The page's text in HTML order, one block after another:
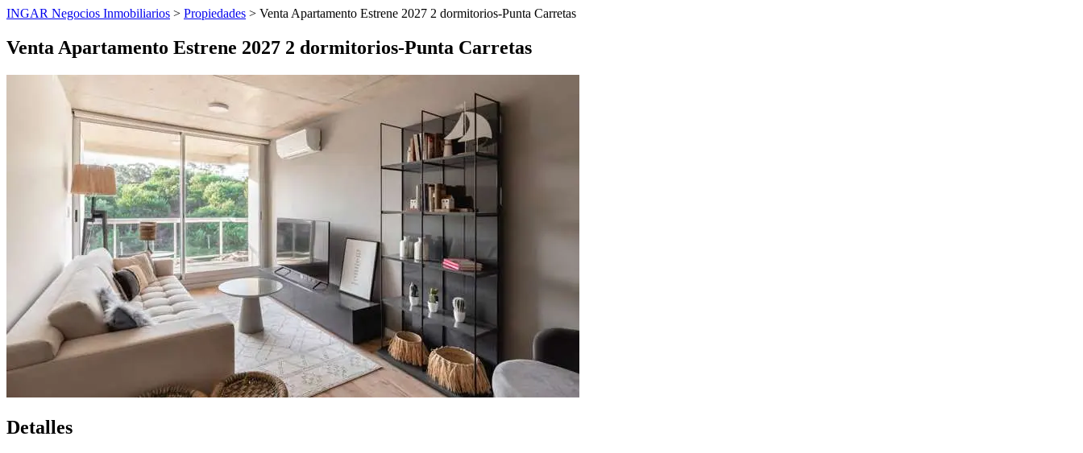
INGAR Negocios Inmobiliarios > Propiedades > Venta Apartamento Estrene 2027 2 dormitorios-Punta Carretas
Venta Apartamento Estrene 2027 2 dormitorios-Punta Carretas
Detalles